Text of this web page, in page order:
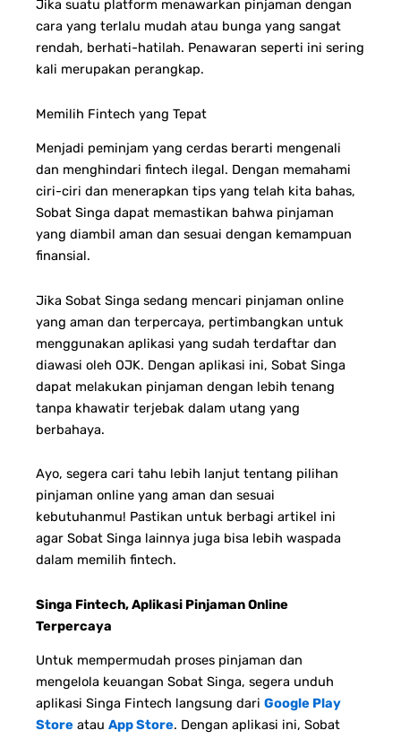
Jika suatu platform menawarkan pinjaman dengan
cara yang terlalu mudah atau bunga yang sangat
rendah, berhati-hatilah. Penawaran seperti ini sering
kali merupakan perangkap.
Memilih Fintech yang Tepat
Menjadi peminjam yang cerdas berarti mengenali
dan menghindari fintech ilegal. Dengan memahami
ciri-ciri dan menerapkan tips yang telah kita bahas,
Sobat Singa dapat memastikan bahwa pinjaman
yang diambil aman dan sesuai dengan kemampuan
finansial.
Jika Sobat Singa sedang mencari pinjaman online
yang aman dan terpercaya, pertimbangkan untuk
menggunakan aplikasi yang sudah terdaftar dan
diawasi oleh OJK. Dengan aplikasi ini, Sobat Singa
dapat melakukan pinjaman dengan lebih tenang
tanpa khawatir terjebak dalam utang yang
berbahaya.
Ayo, segera cari tahu lebih lanjut tentang pilihan
pinjaman online yang aman dan sesuai
kebutuhanmu! Pastikan untuk berbagi artikel ini
agar Sobat Singa lainnya juga bisa lebih waspada
dalam memilih fintech.
Singa Fintech, Aplikasi Pinjaman Online
Terpercaya
Untuk mempermudah proses pinjaman dan
mengelola keuangan Sobat Singa, segera unduh
aplikasi Singa Fintech langsung dari Google Play
Store atau App Store. Dengan aplikasi ini, Sobat